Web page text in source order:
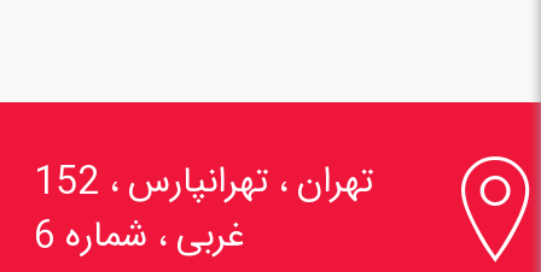

تهران ، تهرانپارس ، 152
غربی ، شماره 6